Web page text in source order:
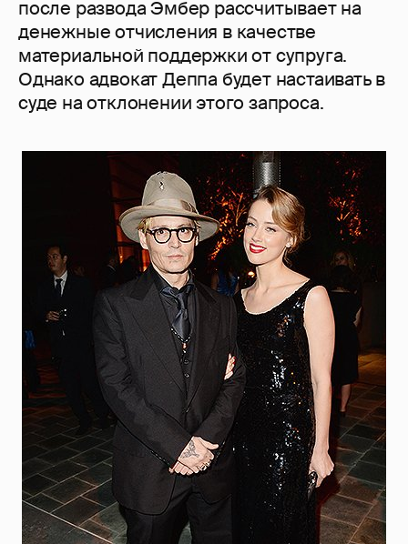
после развода Эмбер рассчитывает на
денежные отчисления в качестве
материальной поддержки от супруга.
Однако адвокат Деппа будет настаивать в
суде на отклонении этого запроса.